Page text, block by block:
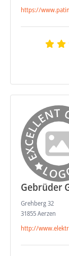
https://
Gebrüder
Grehberg 32
31855 Aerzen
http://